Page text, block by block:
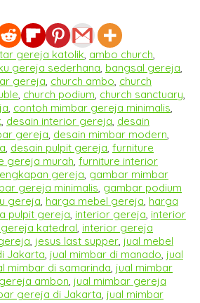
gereja katolik, ambo church,
gereja sederhana, bangsal gereja,
gereja, church ambo, church
, church podium, church sanctuary,
, contoh mimbar gereja minimalis,
, desain interior gereja, desain
gereja, desain mimbar modern,
, desain pulpit gereja, furniture
gereja murah, furniture interior
gereja, gambar mimbar
gereja minimalis, gambar podium
gereja, harga mebel gereja, harga
pulpit gereja, interior gereja, interior
katedral, interior gereja
, jesus last supper, jual mebel
Jakarta, jual mimbar di manado, jual
mimbar di samarinda, jual mimbar
ambon, jual mimbar gereja
gereja di Jakarta, jual mimbar